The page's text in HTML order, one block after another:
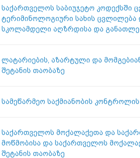
საქართველოს საბიუჯეტო კოდექსში
ტერიმინოლოგიური სახის ცვლილება
სკოლამდელი აღზრდისა და
ლატარიების, აზარტული და
შეტანის თაობაზე
სამეწარმეო საქმიანობის
საქართველოს მოქალაქეთა და
მოწმობისა და საქართველოს
შეტანის თაობაზე